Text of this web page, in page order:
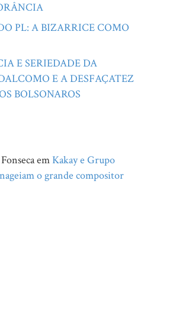
PL: A BIZARRICE COMO
E SERIEDADE DA
E A DESFAÇATEZ
BOLSONAROS
emKakay e Grupo
o grande compositor